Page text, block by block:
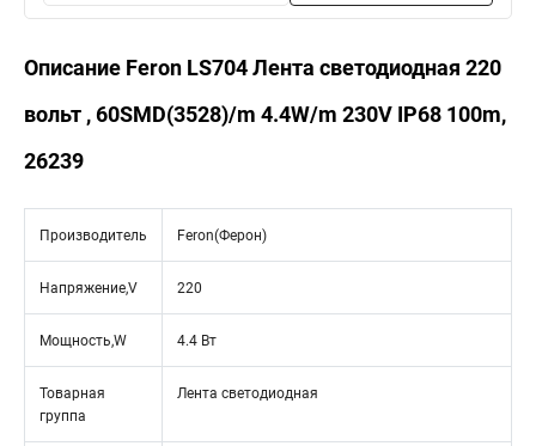
Описание Feron LS704 Лента светодиодная 220
вольт , 60SMD(3528)/m 4.4W/m 230V IP68 100m,
26239
Производитель Feron(Ферон)
Напряжение,V 220
Мощность,W 4.4 Вт
Товарная
группа
Лента светодиодная